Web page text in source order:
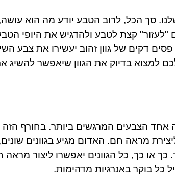
סך הכל, לרוב הטבע יודע מה הוא
קצת לטבע ולהדגיש את היופי
דקים של גוון זהוב יעשירו את צבע
למצוא בדיוק את הגוון שיאפשר להשיג
אחד הצבעים המרגשים ביותר. בחורף
מראה חם. האדום מגיע בגוונים
או כך, כל הגוונים יאפשרו ליצור מראה
כל בוקר באנרגיות מדהימות.